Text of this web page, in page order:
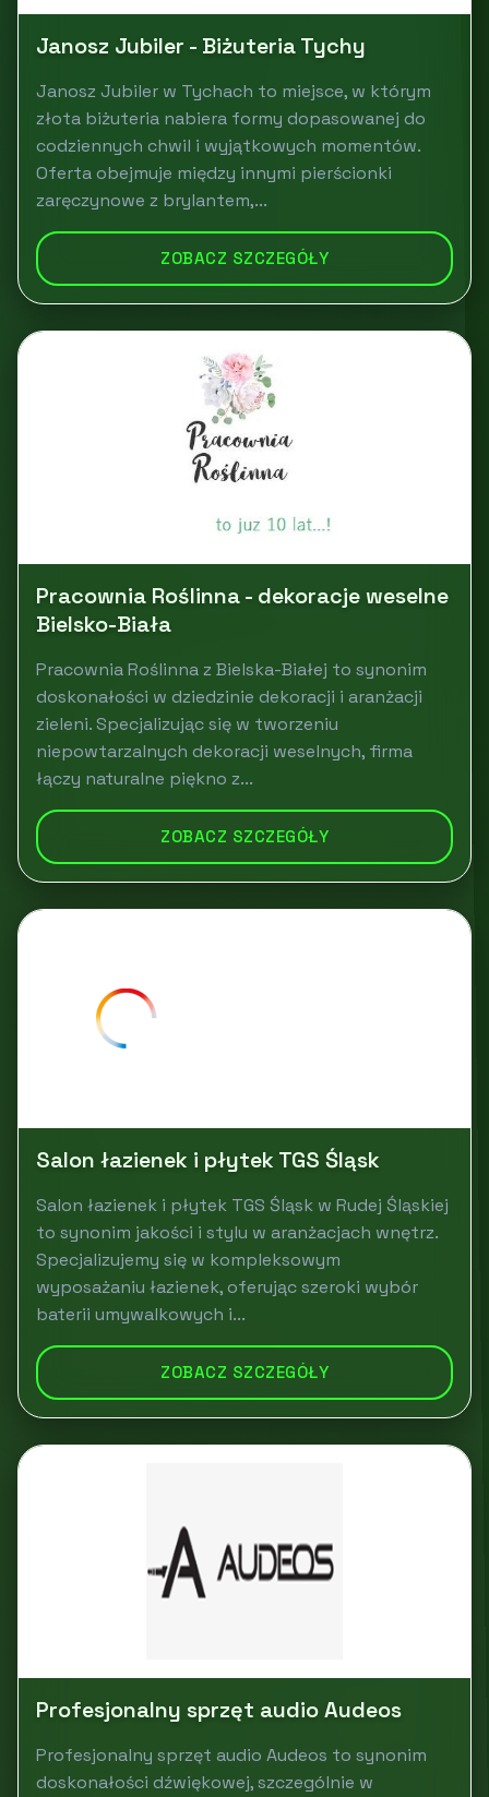
Janosz Jubiler - Biżuteria Tychy
Janosz Jubiler w Tychach to miejsce, w którym
złota biżuteria nabiera formy dopasowanej do
codziennych chwil i wyjątkowych momentów.
Oferta obejmuje między innymi pierścionki
zaręczynowe z brylantem,...
ZOBACZ SZCZEGÓŁY
Pracownia Roślinna - dekoracje weselne
Bielsko-Biała
Pracownia Roślinna z Bielska-Białej to synonim
doskonałości w dziedzinie dekoracji i aranżacji
zieleni. Specjalizując się w tworzeniu
niepowtarzalnych dekoracji weselnych, firma
łączy naturalne piękno z...
ZOBACZ SZCZEGÓŁY
Salon łazienek i płytek TGS Śląsk
Salon łazienek i płytek TGS Śląsk w Rudej Śląskiej
to synonim jakości i stylu w aranżacjach wnętrz.
Specjalizujemy się w kompleksowym
wyposażaniu łazienek, oferując szeroki wybór
baterii umywalkowych i...
ZOBACZ SZCZEGÓŁY
Profesjonalny sprzęt audio Audeos
Profesjonalny sprzęt audio Audeos to synonim
doskonałości dźwiękowej, szczególnie w